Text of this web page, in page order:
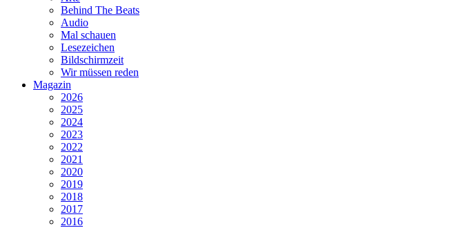
Behind The Beats
Audio
Mal schauen
Lesezeichen
Bildschirmzeit
Wir müssen reden
Magazin
2026
2025
2024
2023
2022
2021
2020
2019
2018
2017
2016